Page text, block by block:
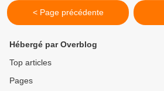
< Page précédente
Hébergé par Overblog
Top articles
Pages